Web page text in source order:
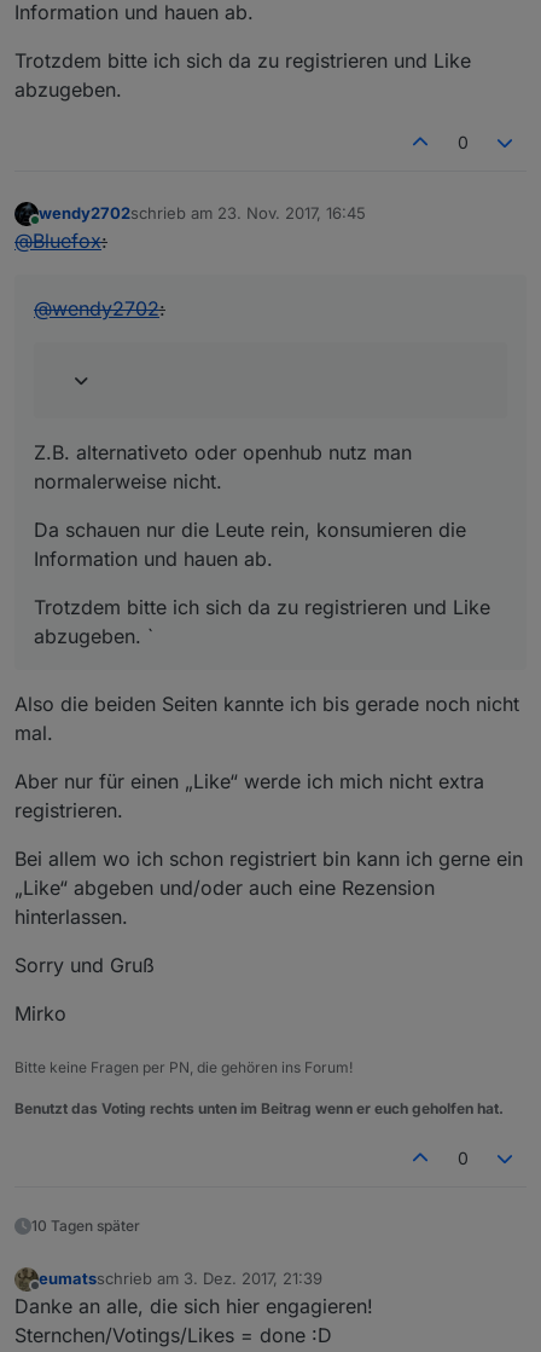
Information und hauen ab.
Trotzdem bitte ich sich da zu registrieren und Like
abzugeben.
0
Online
wendy2702schrieb am 23. Nov. 2017, 16:45
zuletzt editiert von
@Bluefox:
@wendy2702:
Z.B. alternativeto oder openhub nutz man
normalerweise nicht.
Da schauen nur die Leute rein, konsumieren die
Information und hauen ab.
Trotzdem bitte ich sich da zu registrieren und Like
abzugeben. `
Also die beiden Seiten kannte ich bis gerade noch nicht
mal.
Aber nur für einen „Like“ werde ich mich nicht extra
registrieren.
Bei allem wo ich schon registriert bin kann ich gerne ein
„Like“ abgeben und/oder auch eine Rezension
hinterlassen.
Sorry und Gruß
Mirko
Bitte keine Fragen per PN, die gehören ins Forum!
Benutzt das Voting rechts unten im Beitrag wenn er euch geholfen hat.
0
10 Tagen später
Offline
eumatsschrieb am 3. Dez. 2017, 21:39
zuletzt editiert von
Danke an alle, die sich hier engagieren!
Sternchen/Votings/Likes = done :D